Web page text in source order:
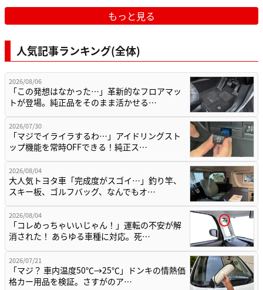
もっと見る
人気記事ランキング(全体)
2026/08/06
「この発想はなかった…」革新的なフロアマッ
トが登場。純正品をそのまま活かせる…
2026/07/30
「マジでイライラするわ…」アイドリングスト
ップ機能を常時OFFできる！純正ス…
2026/08/04
大人気トヨタ車「完成度がスゴイ…」釣り竿、
スキー板、ゴルフバッグ、なんでもオ…
2026/08/04
「コレめっちゃいいじゃん！」運転の不安が解
消された！ あらゆる車種に対応。死…
2026/07/21
「マジ？ 車内温度50℃→25℃」ドンキの情熱価
格カー用品を検証。さすがのア…